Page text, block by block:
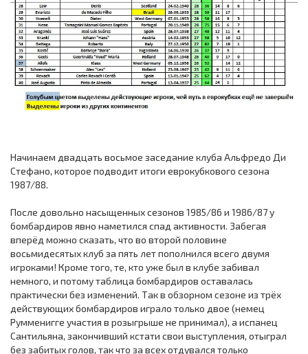
Начинаем двадцать восьмое заседание клуба Альфредо Ди
Стефано, которое подводит итоги еврокубкового сезона
1987/88.
После довольно насыщенных сезонов 1985/86 и 1986/87 у
бомбардиров явно наметился спад активности. Забегая
вперёд можно сказать, что во второй половине
восьмидесятых клуб за пять лет пополнился всего двумя
игроками! Кроме того, те, кто уже был в клубе забивал
немного, и потому таблица бомбардиров оставалась
практически без изменений. Так в обзорном сезоне из трёх
действующих бомбардиров играло только двое (немец
Румменигге участия в розыгрыше не принимал), а испанец
Сантильяна, закончивший кстати свои выступления, отыграл
без забитых голов, так что за всех отдувался только